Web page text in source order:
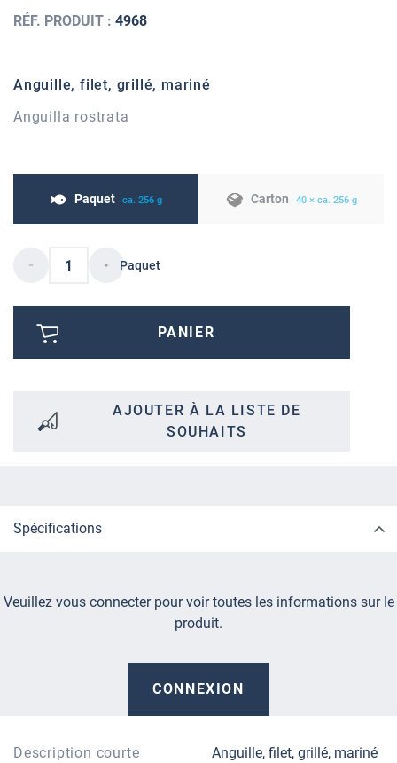
RÉF. PRODUIT : 4968
Anguille, filet, grillé, mariné
Anguilla rostrata
Paquet ca. 256 g Carton 40 × ca. 256 g
Paquet
PANIER
AJOUTER À LA LISTE DE
SOUHAITS
Spécifications
Veuillez vous connecter pour voir toutes les informations sur le
produit.
CONNEXION
Description courte Anguille, filet, grillé, mariné